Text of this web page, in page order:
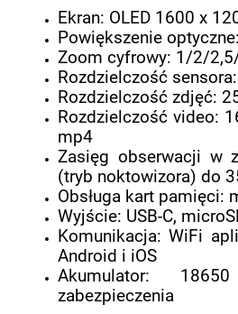
Ekran: OLED 1600 x
Powiększenie
Zoom cyfrowy: 1/2/
Rozdzielczość
Rozdzielczość zdjęć:
Rozdzielczość video:
mp4
Zasięg obserwacji w
(tryb noktowizora) do
Obsługa kart pamięci:
Wyjście: USB-C,
Komunikacja: WiFi
Android i iOS
Akumulator:
zabezpieczenia